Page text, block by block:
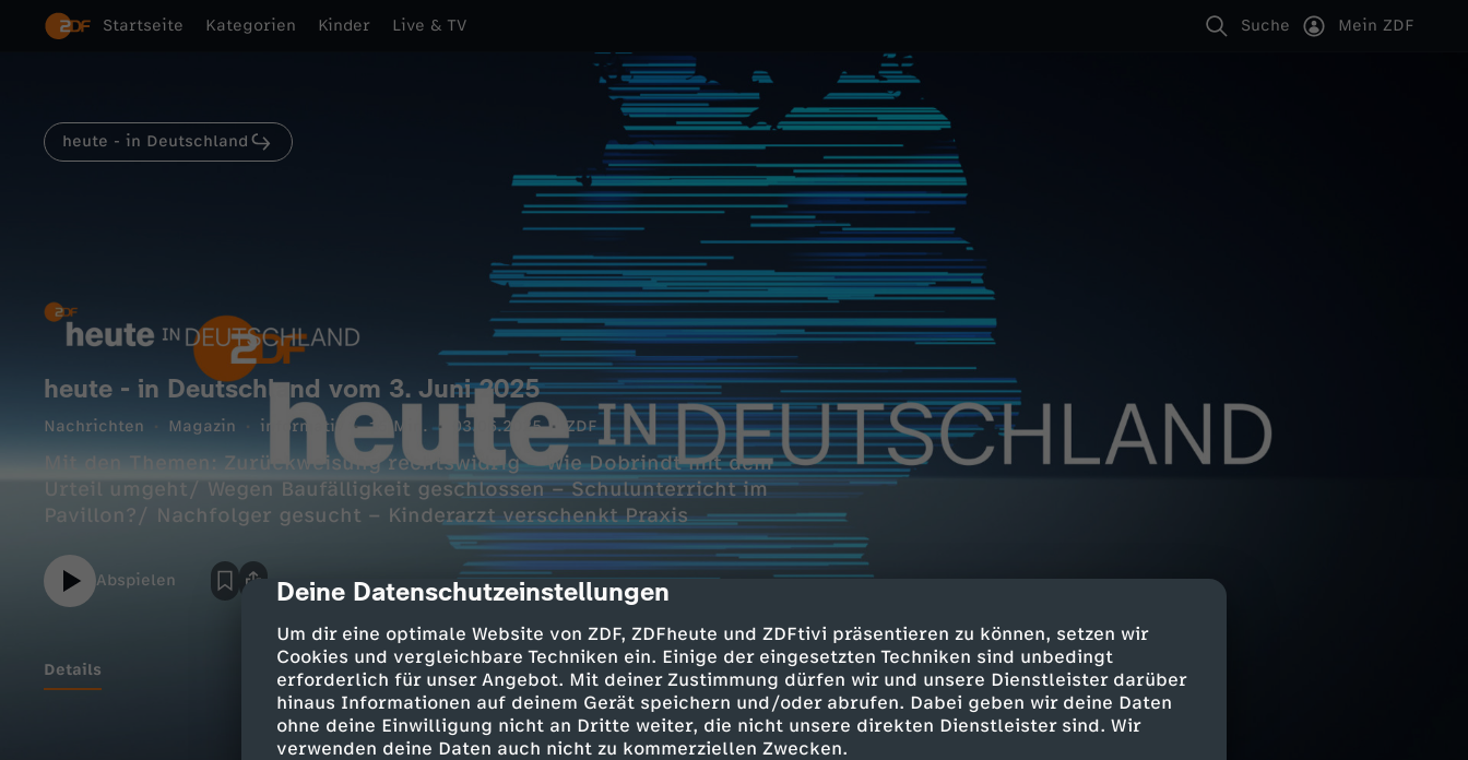
cmp-dialog-description
Deine Datenschutzeinstellungen
Um dir eine optimale Website von ZDF, ZDFheute und ZDFtivi präsentieren zu können, setzen wir
Cookies und vergleichbare Techniken ein. Einige der eingesetzten Techniken sind unbedingt
erforderlich für unser Angebot. Mit deiner Zustimmung dürfen wir und unsere Dienstleister darüber
hinaus Informationen auf deinem Gerät speichern und/oder abrufen. Dabei geben wir deine Daten
ohne deine Einwilligung nicht an Dritte weiter, die nicht unsere direkten Dienstleister sind. Wir
verwenden deine Daten auch nicht zu kommerziellen Zwecken.
Startseite Kategorien Kinder Live & TV Suche Mein ZDF
heute - in Deutschland
heute - in Deutschland vom 3. Juni 2025
Nachrichten Magazin informativ 15 Min. 03.06.2025 ZDF
Mit den Themen: Zurückweisung rechtswidrig – Wie Dobrindt mit dem
Urteil umgeht/ Wegen Baufälligkeit geschlossen – Schulunterricht im
Pavillon?/ Nachfolger gesucht – Kinderarzt verschenkt Praxis
Abspielen
Details
Zurückweisung rechtswidrig